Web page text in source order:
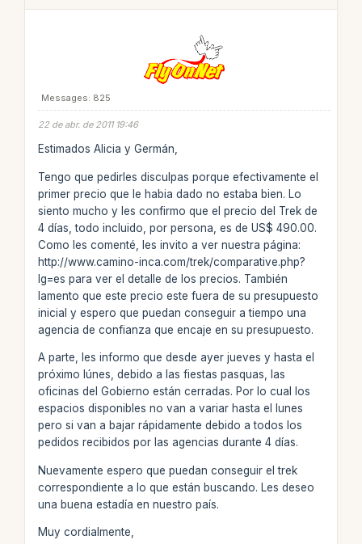
Messages: 825
22 de abr. de 2011 19:46
Estimados Alicia y Germán,
Tengo que pedirles disculpas porque efectivamente el
primer precio que le habia dado no estaba bien. Lo
siento mucho y les confirmo que el precio del Trek de
4 días, todo incluido, por persona, es de US$ 490.00.
Como les comenté, les invito a ver nuestra página:
http://www.camino-inca.com/trek/comparative.php?
lg=es para ver el detalle de los precios. También
lamento que este precio este fuera de su presupuesto
inicial y espero que puedan conseguir a tiempo una
agencia de confianza que encaje en su presupuesto.
A parte, les informo que desde ayer jueves y hasta el
próximo lúnes, debido a las fiestas pasquas, las
oficinas del Gobierno están cerradas. Por lo cual los
espacios disponibles no van a variar hasta el lunes
pero si van a bajar rápidamente debido a todos los
pedidos recibidos por las agencias durante 4 días.
Nuevamente espero que puedan conseguir el trek
correspondiente a lo que están buscando. Les deseo
una buena estadía en nuestro país.
Muy cordialmente,